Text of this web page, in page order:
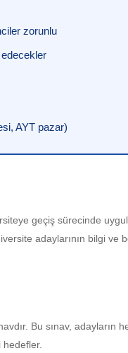
zorunlu
AYT pazar)
geçiş sürecinde
adaylarının bilgi ve
Bu sınav, adayların